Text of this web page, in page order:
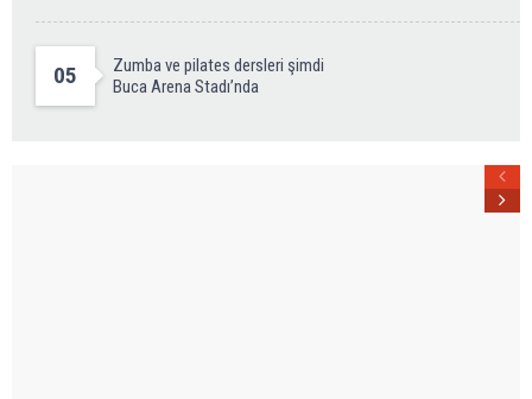
05
Zumba ve pilates dersleri şimdi
Buca Arena Stadı’nda